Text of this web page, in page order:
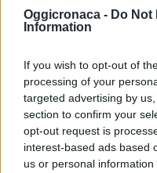
Oggicronaca - Do Not
Information
If you wish to opt-out of
processing of your
targeted advertising by
section to confirm your
opt-out request is
interest-based ads based
us or personal
Stampa
Correlati
Fossano – Derthona 3-